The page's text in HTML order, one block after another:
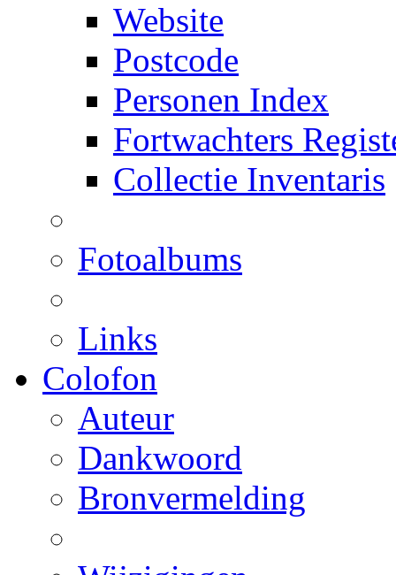
Website
Postcode
Personen Index
Fortwachters
Collectie Inventaris
Fotoalbums
Links
Colofon
Auteur
Dankwoord
Bronvermelding